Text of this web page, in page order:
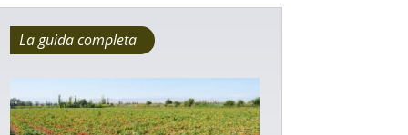
La guida completa